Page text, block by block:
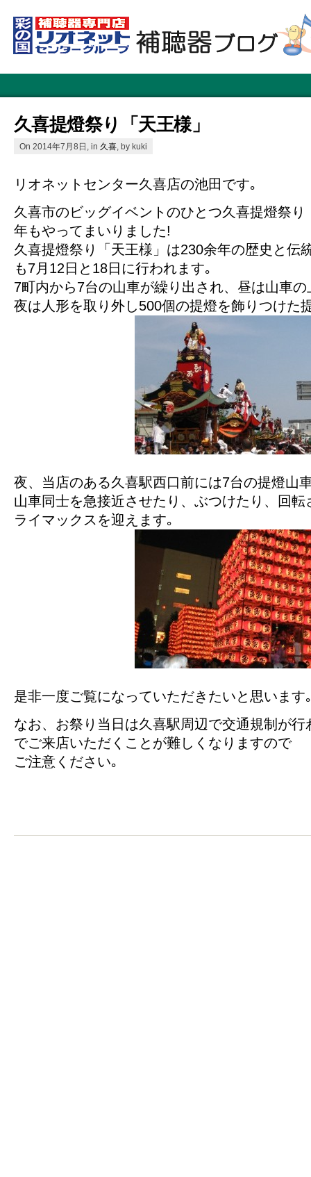
久喜提燈祭り「天王様」
On 2014年7月8日, in 久喜 , by kuki
リオネットセンター久喜店の池田です｡
久喜市のビッグイベントのひとつ久喜提燈祭
年もやってまいりました!
久喜提燈祭り「天王様」は230余年の歴史と伝
も7月12日と18日に行われます｡
7町内から7台の山車が繰り出され、昼は山車
夜は人形を取り外し500個の提燈を飾りつけた
夜、当店のある久喜駅西口前には7台の提燈山
山車同士を急接近させたり、ぶつけたり、回
ライマックスを迎えます｡
是非一度ご覧になっていただきたいと思います
なお、お祭り当日は久喜駅周辺で交通規制が
でご来店いただくことが難しくなりますので
ご注意ください｡